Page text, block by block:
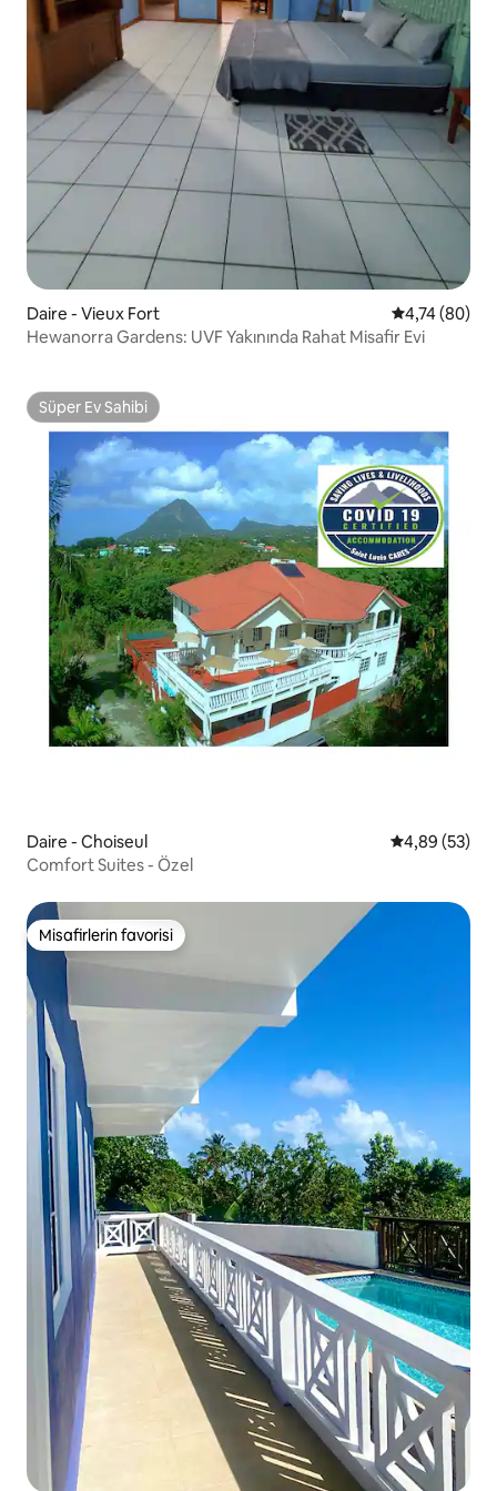
Daire - Vieux Fort 5 üzerinden
4,74 (80)
Hewanorra Gardens: UVF Yakınında Rahat Misafir Evi
Süper Ev Sahibi
Süper Ev Sahibi
Daire - Choiseul 5 üzerinden
4,89 (53)
Comfort Suites - Özel
Misafirlerin favorisi
Misafirlerin favorisi